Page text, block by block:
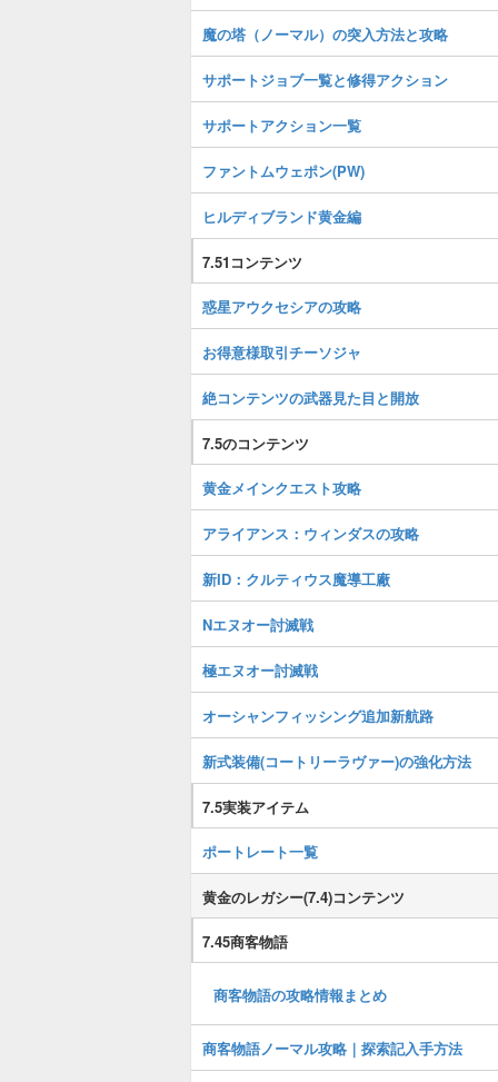
魔の塔（ノーマル）の突入方法と攻略
サポートジョブ一覧と修得アクション
サポートアクション一覧
ファントムウェポン(PW)
ヒルディブランド黄金編
7.51コンテンツ
惑星アウクセシアの攻略
お得意様取引チーソジャ
絶コンテンツの武器見た目と開放
7.5のコンテンツ
黄金メインクエスト攻略
アライアンス：ウィンダスの攻略
新ID：クルティウス魔導工廠
Nエヌオー討滅戦
極エヌオー討滅戦
オーシャンフィッシング追加新航路
新式装備(コートリーラヴァー)の強化方法
7.5実装アイテム
ポートレート一覧
黄金のレガシー(7.4)コンテンツ
7.45商客物語
商客物語の攻略情報まとめ
商客物語ノーマル攻略｜探索記入手方法